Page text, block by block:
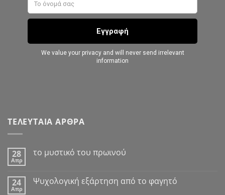
ΤΕΛΕΥΤΑΙΑ ΑΡΘΡΑ
28
Απρ
το μυστικό του πρωινού
σχόλια
στο
24
Απρ
Ψυχολογική εξάρτηση από το φαγητό